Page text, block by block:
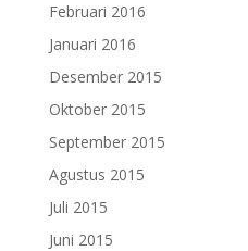
Februari 2016
Januari 2016
Desember 2015
Oktober 2015
September 2015
Agustus 2015
Juli 2015
Juni 2015